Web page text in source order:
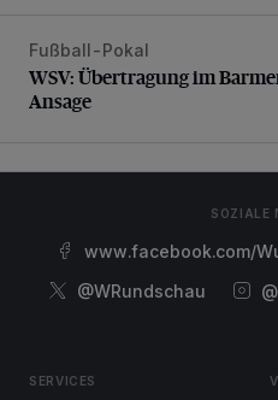
WSV: Übertragung im
Fußball-Pokal
WSV: Übertragung im
Ansage
SOZIALE
www.facebook.com/
@WRundschau
SERVICES